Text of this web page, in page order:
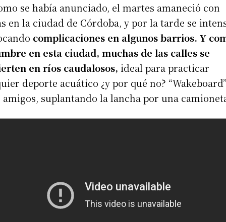
se había anunciado, el martes amaneció con
en la ciudad de Córdoba, y por la tarde se
complicaciones en algunos barrios. Y
en esta ciudad, muchas de las calles se
en ríos caudalosos, ideal para practicar
deporte acuático ¿y por qué no? “Wakeboard”
suplantando la lancha por una